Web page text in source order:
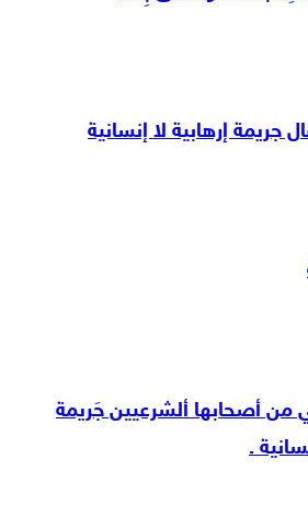
جريمة إرهابية لا إنسانية
من أصحابها ألشرعيين جَريمة
.